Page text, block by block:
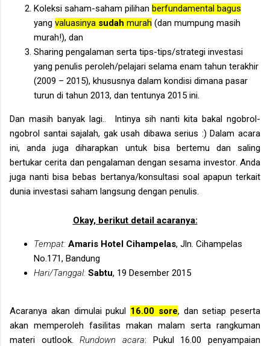
Koleksi saham-saham pilihan berfundamental bagus
yang valuasinya sudah murah (dan mumpung masih
murah!), dan
Sharing pengalaman serta tips-tips/strategi investasi
yang penulis peroleh/pelajari selama enam tahun terakhir
(2009 – 2015), khususnya dalam kondisi dimana pasar
turun di tahun 2013, dan tentunya 2015 ini.
Dan masih banyak lagi.. Intinya sih nanti kita bakal ngobrol-
ngobrol santai sajalah, gak usah dibawa serius :) Dalam acara
ini, anda juga diharapkan untuk bisa bertemu dan saling
bertukar cerita dan pengalaman dengan sesama investor. Anda
juga nanti bisa bebas bertanya/konsultasi soal apapun terkait
dunia investasi saham langsung dengan penulis.
Okay, berikut detail acaranya:
Tempat: Amaris Hotel Cihampelas, Jln. Cihampelas
No.171, Bandung
Hari/Tanggal: Sabtu, 19 Desember 2015
Acaranya akan dimulai pukul 16.00 sore, dan setiap peserta
akan memperoleh fasilitas makan malam serta rangkuman
materi outlook.
Rundown acara: Pukul 16.00 penyampaian